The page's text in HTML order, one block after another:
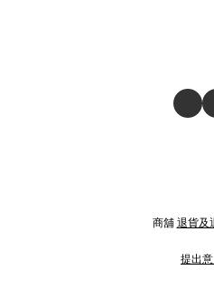
商舖 退貨及
提出